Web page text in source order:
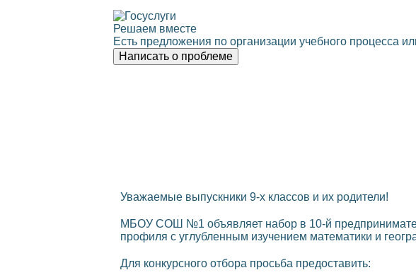
Решаем вместе
Есть предложения по организации учебного процесса
Написать о проблеме
Уважаемые выпускники 9-х классов и их родители!
МБОУ СОШ №1 объявляет набор в 10-й
профиля с углубленным изучением математики и
Для конкурсного отбора просьба предоставить: